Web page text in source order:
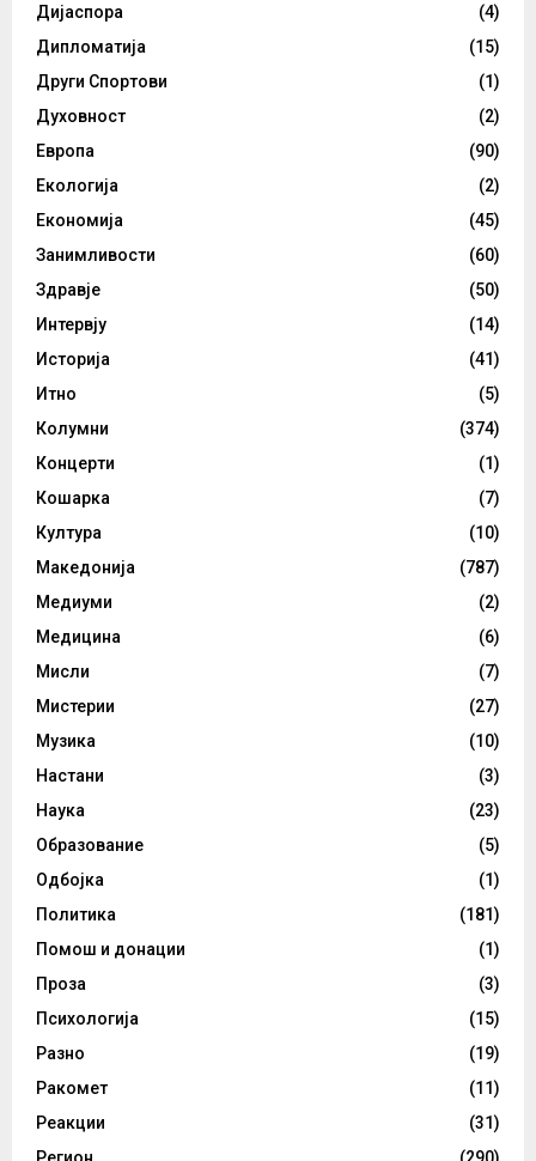
Дијаспора
(4)
Дипломатија
(15)
Други Спортови
(1)
Духовност
(2)
Европа
(90)
Екологија
(2)
Економија
(45)
Занимливости
(60)
Здравје
(50)
Интервју
(14)
Историја
(41)
Итно
(5)
Колумни
(374)
Концерти
(1)
Кошарка
(7)
Култура
(10)
Македонија
(787)
Медиуми
(2)
Медицина
(6)
Мисли
(7)
Мистерии
(27)
Музика
(10)
Настани
(3)
Наука
(23)
Образование
(5)
Одбојка
(1)
Политика
(181)
Помош и донации
(1)
Проза
(3)
Психологија
(15)
Разно
(19)
Ракомет
(11)
Реакции
(31)
Регион
(290)